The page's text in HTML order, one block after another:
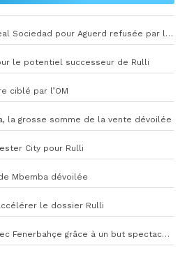
La première offre de la Real Sociedad pour Aguerd refusée par l’OM
le potentiel successeur de Rulli
ciblé par l’OM
la grosse somme de la vente dévoilée
City pour Rulli
Mbemba dévoilée
le dossier Rulli
Greenwood frappe fort avec Fenerbahçe grâce à un but spectaculaire